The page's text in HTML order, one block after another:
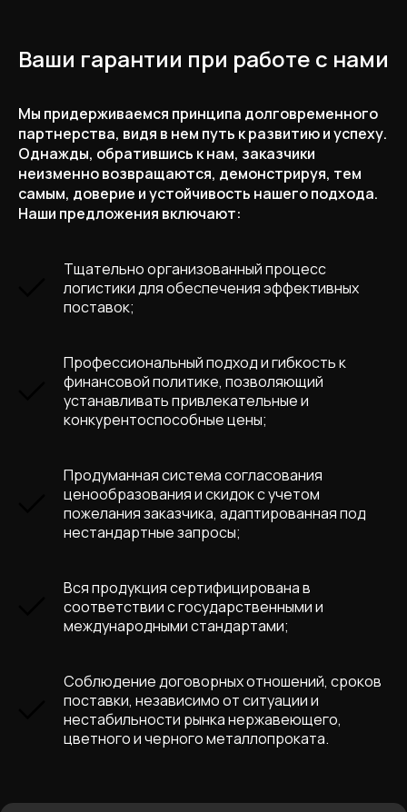
Ваши гарантии при работе с нами
Мы придерживаемся принципа долговременного
партнерства, видя в нем путь к развитию и успеху.
Однажды, обратившись к нам, заказчики
неизменно возвращаются, демонстрируя, тем
самым, доверие и устойчивость нашего подхода.
Наши предложения включают:
Тщательно организованный процесс
логистики для обеспечения эффективных
поставок;
Профессиональный подход и гибкость к
финансовой политике, позволяющий
устанавливать привлекательные и
конкурентоспособные цены;
Продуманная система согласования
ценообразования и скидок с учетом
пожелания заказчика, адаптированная под
нестандартные запросы;
Вся продукция сертифицирована в
соответствии с государственными и
международными стандартами;
Соблюдение договорных отношений, сроков
поставки, независимо от ситуации и
нестабильности рынка нержавеющего,
цветного и черного металлопроката.